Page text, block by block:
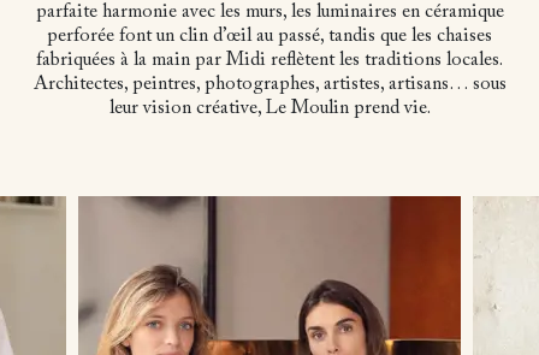
parfaite harmonie avec les murs, les luminaires en céramique
perforée font un clin d’œil au passé, tandis que les chaises
fabriquées à la main par Midi reflètent les traditions locales.
Architectes, peintres, photographes, artistes, artisans… sous
leur vision créative, Le Moulin prend vie.